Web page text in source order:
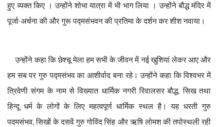
हुए व्यक्त किए । उन्होंने शोभा यात्रा में भी भाग लिया । उन्होंने बौद्ध मंदिर में
पूर्जा-अर्चना की और गुरू पद्मसंभवन की प्रतिमा के दर्शन कर शीश नवाया।
उन्होंने कहा कि छेश्चू मेला हम सभी के जीवन में नई खुशियां लेकर आए और
हम सब पर गुरु पद्मसंभव का आशीर्वाद बना रहे। उन्होंने कहा कि विश्वभर में
त्रिवेणी संगम के नाम से विख्यात धार्मिक नगरी रिवालसर बौद्ध, सिख तथा
हिन्दू धर्म के लोगों के लिए महत्वपूर्ण धार्मिक स्थल है। यह धरती गुरु
पदमसंभव, सिखों के दसवें गुरु गोविंद सिंह और ऋषि लोमश की तपोस्थली रही